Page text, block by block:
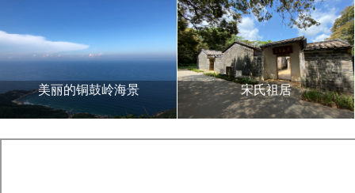
美丽的铜鼓岭海景 宋氏祖居